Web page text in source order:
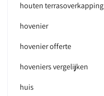
houten terrasoverkapping
hovenier
hovenier offerte
hoveniers vergelijken
huis